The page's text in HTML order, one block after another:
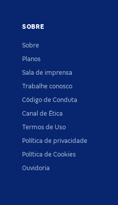
SOBRE
Sobre
Planos
Sala de imprensa
Trabalhe conosco
Código de Conduta
Canal de Ética
Termos de Uso
Política de privacidade
Política de Cookies
Ouvidoria